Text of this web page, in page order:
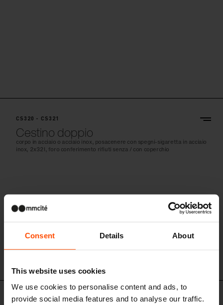
Consent Details About
This website uses cookies
We use cookies to personalise content and ads, to
provide social media features and to analyse our traffic.
CS320 - CS321
Cestino doppio
corpo in acciaio o acciaio inox, posacenere con spegni-sigaretta in acciaio
inox, 2x32l, foro conferimento rifiuti senza / con coperchio
CS340x - CS341x